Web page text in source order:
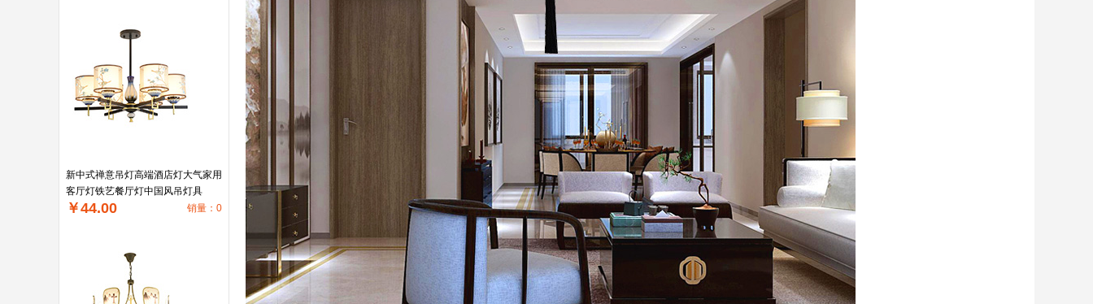
新中式禅意吊灯高端酒店灯大气家用
客厅灯铁艺餐厅灯中国风吊灯具
￥44.00 销量：0